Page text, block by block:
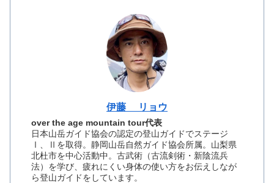
伊藤 リョウ
over the age mountain tour代表
日本山岳ガイド協会の認定の登山ガイドでステージ
Ⅰ、Ⅱを取得。静岡山岳自然ガイド協会所属。山梨県
北杜市を中心活動中。古武術（古流剣術・新陰流兵
法）を学び、疲れにくい身体の使い方をお伝えしなが
ら登山ガイドをしています。